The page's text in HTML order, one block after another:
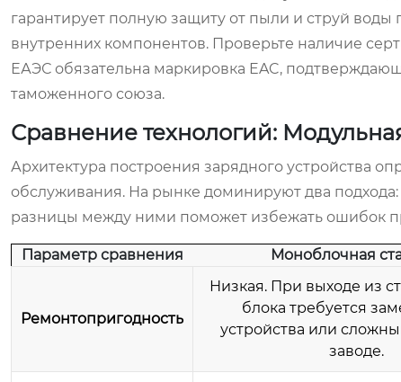
гарантирует полную защиту от пыли и струй
внутренних компонентов. Проверьте наличие
ЕАЭС обязательна маркировка EAC,
таможенного союза.
Сравнение технологий:
Архитектура построения зарядного устройства
обслуживания. На рынке доминируют два
разницы между ними поможет избежать ошибок
Параметр сравнения Моноблочная
Ремонтопригодность
Низкая. При выходе из
блока требуется
устройства или
заводе.